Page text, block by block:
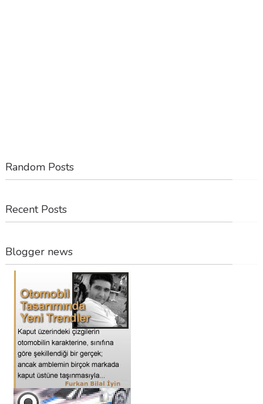
Random Posts
Recent Posts
Blogger news